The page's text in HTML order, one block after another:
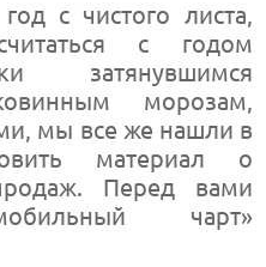
с чистого листа,
с годом
затянувшимся
морозам,
мы все же нашли в
материал о
Перед вами
чарт»